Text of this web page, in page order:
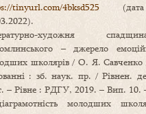
tinyurl.com/4bksd525 (дата
художня
– джерело
школярів / О. Я. Савченко
: зб. наук. пр. / Рівнен.
– Рівне : РДГУ, 2019. – Вип. 10.
молодших